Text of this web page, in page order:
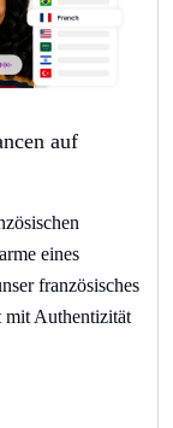
auf
eines
französisches
mit Authentizität